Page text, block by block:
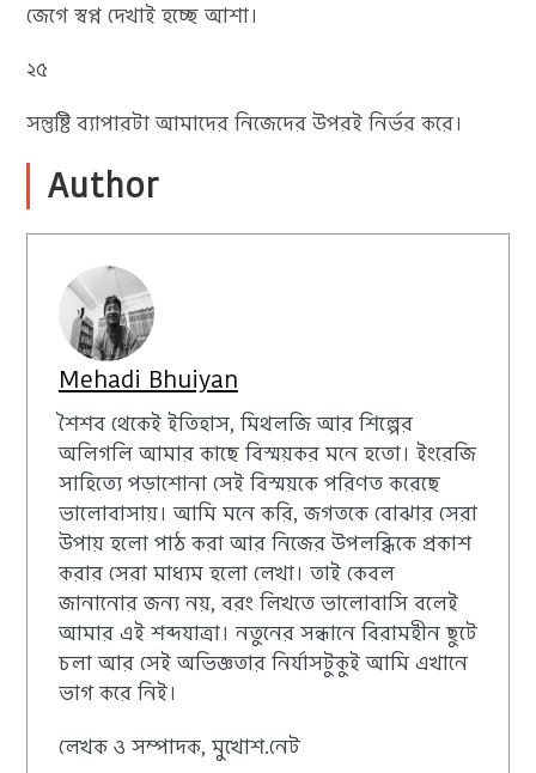
জেগে স্বপ্ন দেখাই হচ্ছে আশা।
২৫
সন্তুষ্টি ব্যাপারটা আমাদের নিজেদের উপরই নির্ভর করে।
Author
Mehadi Bhuiyan
শৈশব থেকেই ইতিহাস, মিথলজি আর শিল্পের
অলিগলি আমার কাছে বিস্ময়কর মনে হতো। ইংরেজি
সাহিত্যে পড়াশোনা সেই বিস্ময়কে পরিণত করেছে
ভালোবাসায়। আমি মনে করি, জগতকে বোঝার সেরা
উপায় হলো পাঠ করা আর নিজের উপলব্ধিকে প্রকাশ
করার সেরা মাধ্যম হলো লেখা। তাই কেবল
জানানোর জন্য নয়, বরং লিখতে ভালোবাসি বলেই
আমার এই শব্দযাত্রা। নতুনের সন্ধানে বিরামহীন ছুটে
চলা আর সেই অভিজ্ঞতার নির্যাসটুকুই আমি এখানে
ভাগ করে নিই।
লেখক ও সম্পাদক, মুখোশ.নেট